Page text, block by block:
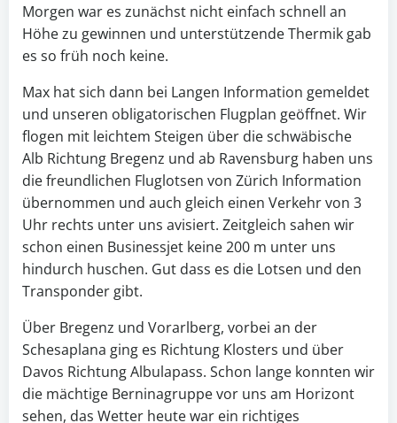
Morgen war es zunächst nicht einfach schnell an
Höhe zu gewinnen und unterstützende Thermik gab
es so früh noch keine.
Max hat sich dann bei Langen Information gemeldet
und unseren obligatorischen Flugplan geöffnet. Wir
flogen mit leichtem Steigen über die schwäbische
Alb Richtung Bregenz und ab Ravensburg haben uns
die freundlichen Fluglotsen von Zürich Information
übernommen und auch gleich einen Verkehr von 3
Uhr rechts unter uns avisiert. Zeitgleich sahen wir
schon einen Businessjet keine 200 m unter uns
hindurch huschen. Gut dass es die Lotsen und den
Transponder gibt.
Über Bregenz und Vorarlberg, vorbei an der
Schesaplana ging es Richtung Klosters und über
Davos Richtung Albulapass. Schon lange konnten wir
die mächtige Berninagruppe vor uns am Horizont
sehen, das Wetter heute war ein richtiges